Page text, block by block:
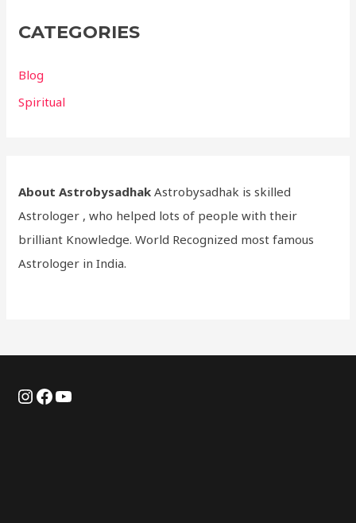
CATEGORIES
Blog
Spiritual
About Astrobysadhak Astrobysadhak is skilled
Astrologer , who helped lots of people with their
brilliant Knowledge. World Recognized most famous
Astrologer in India.